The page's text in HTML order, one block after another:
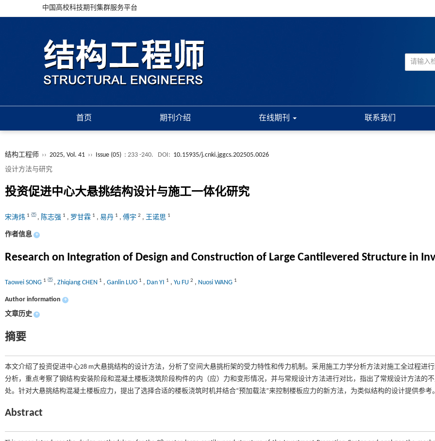
中国高校科技期刊集群服务平台
首页 期刊介绍 在线期刊 联系我们
结构工程师 ›› 2025, Vol. 41 ›› Issue (05) : 233 -240. DOI: 10.15935/j.cnki.jggcs.202505.0026
设计方法与研究
投资促进中心大悬挑结构设计与施工一体化研究
宋涛炜 1 , 陈志强 1 , 罗甘霖 1 , 易丹 1 , 傅宇 2 , 王诺思 1
作者信息 +
Research on Integration of Design and Construction of Large Cantilevered Structure in
Taowei SONG 1 , Zhiqiang CHEN 1 , Ganlin LUO 1 , Dan YI 1 , Yu FU 2 , Nuosi WANG 1
Author information +
文章历史 +
摘要
本文介绍了投资促进中心28 m大悬挑结构的设计方法，分析了空间大悬挑桁架的受力特性和传力机制。采用施工力学分析方法对施工全过程进
分析，重点考察了钢结构安装阶段和混凝土楼板浇筑阶段构件的内（应）力和变形情况，并与常规设计方法进行对比，指出了常规设计方法的
处。针对大悬挑结构混凝土楼板应力，提出了选择合适的楼板浇筑时机并结合“预加载法”来控制楼板应力的新方法，为类似结构的设计提供参考。
Abstract